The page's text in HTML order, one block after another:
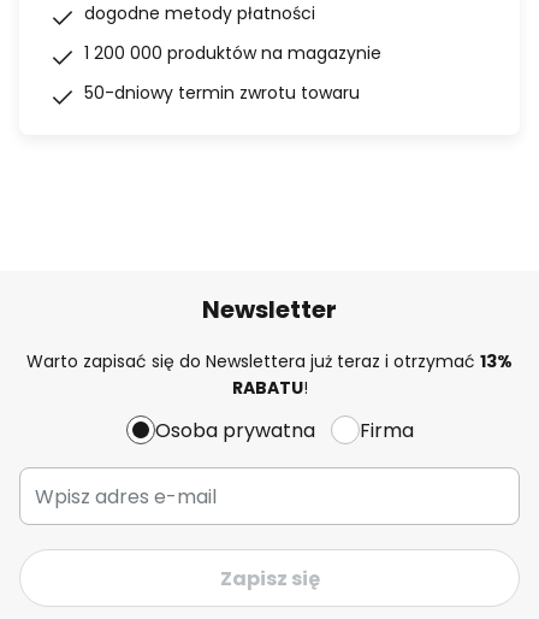
dogodne metody płatności
1 200 000 produktów na magazynie
50-dniowy termin zwrotu towaru
Newsletter
Warto zapisać się do Newslettera już teraz i otrzymać 13%
RABATU!
Osoba prywatna Firma
Zapisz się